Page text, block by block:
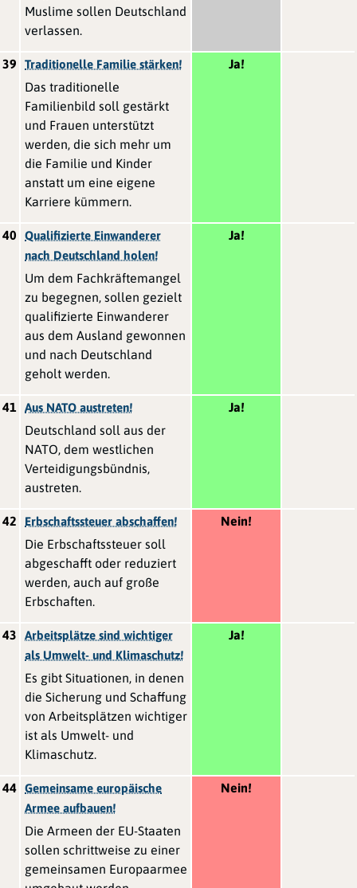
Muslime sollen Deutschland
verlassen.
39 Traditionelle Familie stärken!
Das traditionelle
Familienbild soll gestärkt
und Frauen unterstützt
werden, die sich mehr um
die Familie und Kinder
anstatt um eine eigene
Karriere kümmern.
Ja!
40
Qualifizierte Einwanderer
nach Deutschland holen!
Um dem Fachkräftemangel
zu begegnen, sollen gezielt
qualifizierte Einwanderer
aus dem Ausland gewonnen
und nach Deutschland
geholt werden.
Ja!
41 Aus NATO austreten!
Deutschland soll aus der
NATO, dem westlichen
Verteidigungsbündnis,
austreten.
Ja!
42 Erbschaftssteuer abschaffen!
Die Erbschaftssteuer soll
abgeschafft oder reduziert
werden, auch auf große
Erbschaften.
Nein!
43
Arbeitsplätze sind wichtiger
als Umwelt- und Klimaschutz!
Es gibt Situationen, in denen
die Sicherung und Schaffung
von Arbeitsplätzen wichtiger
ist als Umwelt- und
Klimaschutz.
Ja!
44 Gemeinsame europäische
Armee aufbauen!
Die Armeen der EU-Staaten
sollen schrittweise zu einer
gemeinsamen Europaarmee
Nein!